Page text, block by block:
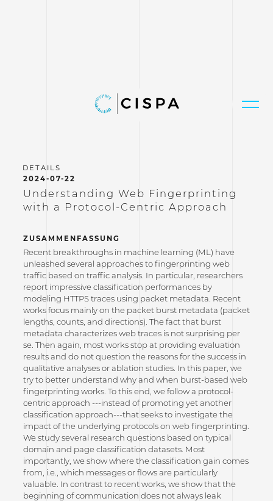
2024-07-22
Understanding Web Fingerprinting
with a Protocol-Centric Approach
ZUSAMMENFASSUNG
Recent breakthroughs in machine learning (ML) have
unleashed several approaches to fingerprinting web
traffic based on traffic analysis. In particular, researchers
report impressive classification performances by
modeling HTTPS traces using packet metadata. Recent
works focus mainly on the packet burst metadata (packet
lengths, counts, and directions). The fact that burst
metadata characterizes web traces is not surprising per
se. Then again, most works stop at providing evaluation
results and do not question the reasons for the success in
qualitative analyses or ablation studies. In this paper, we
try to better understand why and when burst-based web
fingerprinting works. To this end, we follow a protocol-
centric approach ---instead of promoting yet another
classification approach---that seeks to investigate the
impact of the underlying protocols on web fingerprinting.
We study several research questions based on typical
domain and page classification datasets. Most
importantly, we show where the classification gain comes
from, i.e., which messages or flows are particularly
valuable. In contrast to recent works, we show that the
beginning of communication does not always leak